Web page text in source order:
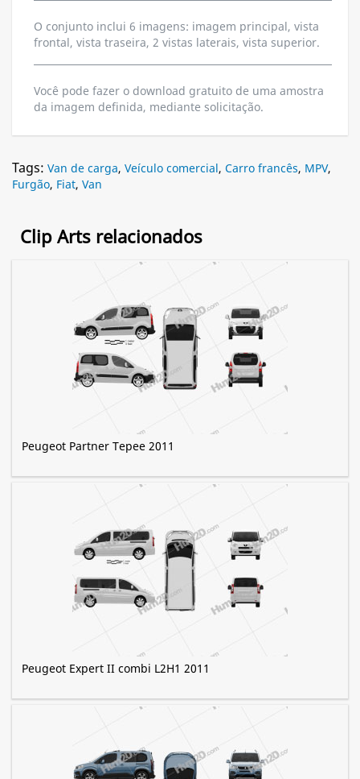
O conjunto inclui 6 imagens: imagem principal, vista
frontal, vista traseira, 2 vistas laterais, vista superior.
Você pode fazer o download gratuito de uma amostra
da imagem definida, mediante solicitação.
Tags: Van de carga, Veículo comercial, Carro francês, MPV,
Furgão, Fiat, Van
Clip Arts relacionados
Peugeot Partner Tepee 2011
Peugeot Expert II combi L2H1 2011